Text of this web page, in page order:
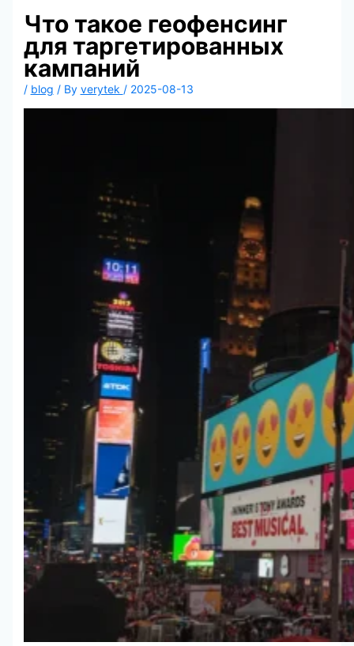
Что такое геофенсинг
для таргетированных
кампаний
/ blog / By verytek / 2025-08-13